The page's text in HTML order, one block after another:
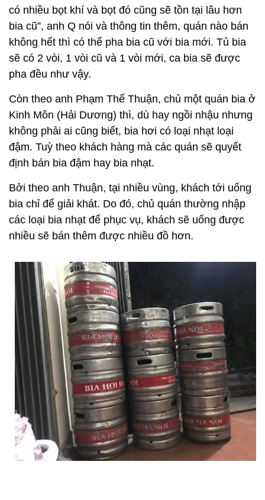
có nhiều bọt khí và bọt đó cũng sẽ tồn tại lâu hơn
bia cũ”, anh Q nói và thông tin thêm, quán nào bán
không hết thì có thể pha bia cũ với bia mới. Tủ bia
sẽ có 2 vòi, 1 vòi cũ và 1 vòi mới, ca bia sẽ được
pha đều như vậy.
Còn theo anh Phạm Thế Thuận, chủ một quán bia ở
Kinh Môn (Hải Dương) thì, dù hay ngồi nhậu nhưng
không phải ai cũng biết, bia hơi có loại nhạt loại
đậm. Tuỳ theo khách hàng mà các quán sẽ quyết
định bán bia đậm hay bia nhạt.
Bởi theo anh Thuận, tại nhiều vùng, khách tới uống
bia chỉ để giải khát. Do đó, chủ quán thường nhập
các loại bia nhạt để phục vụ, khách sẽ uống được
nhiều sẽ bán thêm được nhiều đồ hơn.